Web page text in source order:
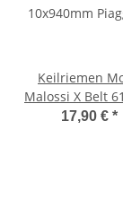
Keilriemen
Malossi X Belt
10x940mm17,90 € *